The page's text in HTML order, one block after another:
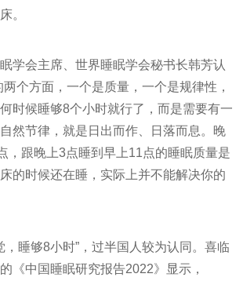
。
学会主席、世界睡眠学会秘书长韩芳认
两个方面，一个是质量，一个是规律性，
时候睡够8个小时就行了，而是需要有一
然节律，就是日出而作、日落而息。晚
，跟晚上3点睡到早上11点的睡眠质量是
的时候还在睡，实际上并不能解决你的
，睡够8小时”，过半国人较为认同。喜临
《中国睡眠研究报告2022》显示，